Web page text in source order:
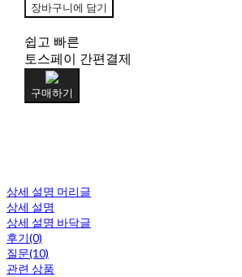
장바구니에 담기
쉽고 빠른
토스페이 간편결제
구매하기
상세 설명 머리글
상세 설명
상세 설명 바닥글
후기(0)
질문(10)
관련 상품